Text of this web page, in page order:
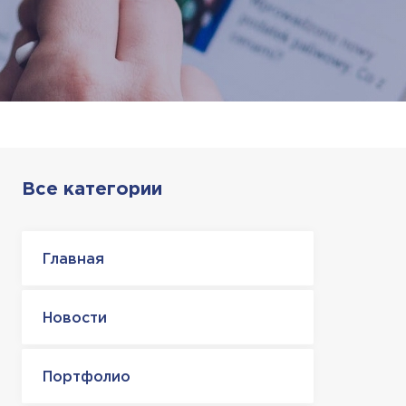
Все категории
Главная
Новости
Портфолио